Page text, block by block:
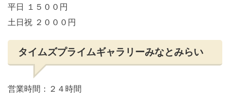
平日 １５００円
土日祝 ２０００円
タイムズプライムギャラリーみなとみらい
営業時間：２４時間